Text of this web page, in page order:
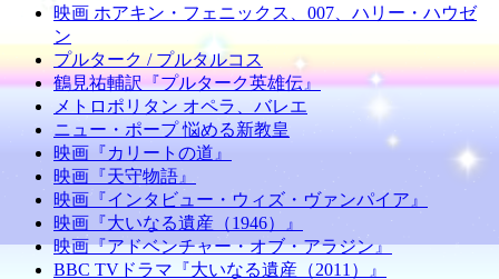
映画 ホアキン・フェニックス、007、ハリー・ハウゼ
ン
プルターク / プルタルコス
鶴見祐輔訳『プルターク英雄伝』
メトロポリタン オペラ、バレエ
ニュー・ポープ 悩める新教皇
映画『カリートの道』
映画『天守物語』
映画『インタビュー・ウィズ・ヴァンパイア』
映画『大いなる遺産（1946）』
映画『アドベンチャー・オブ・アラジン』
BBC TVドラマ『大いなる遺産（2011）』